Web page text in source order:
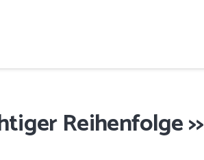
Reihenfolge >>